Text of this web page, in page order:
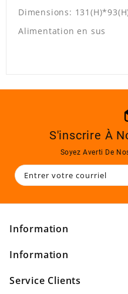
Dimensions:
Alimentation en sus
S'inscrire À
Soyez Averti De
Information
Information
Service Clients